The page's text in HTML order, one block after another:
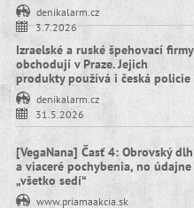
denikalarm.cz
3.7.2026
Izraelské a ruské špehovací firmy
obchodují v Praze. Jejich
produkty používá i česká policie
denikalarm.cz
31.5.2026
[VegaNana] Časť 4: Obrovský dlh
a viaceré pochybenia, no údajne
„všetko sedí“
www.priamaakcia.sk